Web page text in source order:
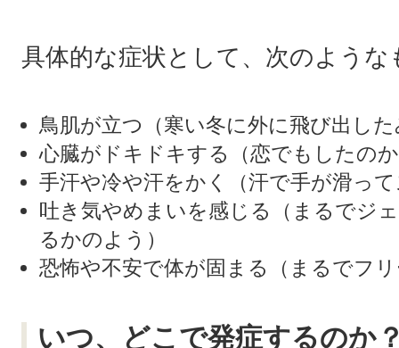
具体的な症状として、次のよう
鳥肌が立つ（寒い冬に外に飛び出し
心臓がドキドキする（恋でもしたの
手汗や冷や汗をかく（汗で手が滑っ
吐き気やめまいを感じる（まるでジ
るかのよう）
恐怖や不安で体が固まる（まるでフ
いつ、どこで発症するのか